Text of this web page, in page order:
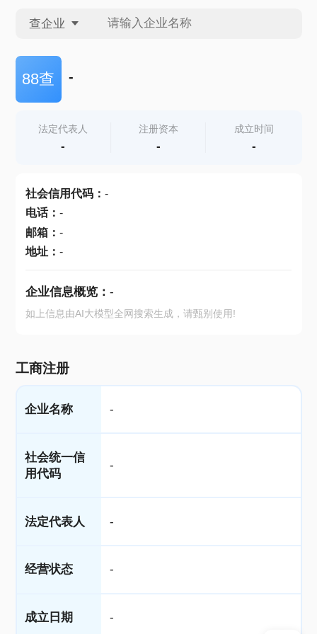
查企业
查企业
查产地
88查 -
法定代表人
-
注册资本
-
成立时间
-
社会信用代码： -
电话： -
邮箱： -
地址： -
企业信息概览： -
如上信息由AI大模型全网搜索生成，请甄别使用!
工商注册
企业名称 -
社会统一信
用代码
-
法定代表人 -
经营状态 -
成立日期 -